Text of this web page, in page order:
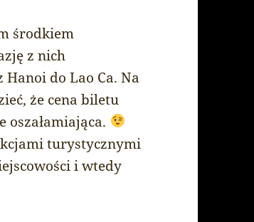
środkiem
z nich
do Lao Ca. Na
że cena biletu
oszałamiająca.
turystycznymi
i wtedy